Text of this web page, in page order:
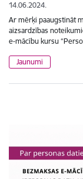
14.06.2024.
Ar mērķi paaugstināt
aizsardzības
e-mācību kursu
Jaunumi